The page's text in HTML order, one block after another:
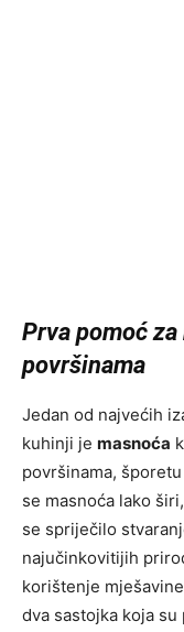
Prva pomoć
površinama
Jedan od najvećih
kuhinji je masnoća
površinama,
se masnoća lako
se spriječilo
najučinkovitijih
korištenje
dva sastojka koja